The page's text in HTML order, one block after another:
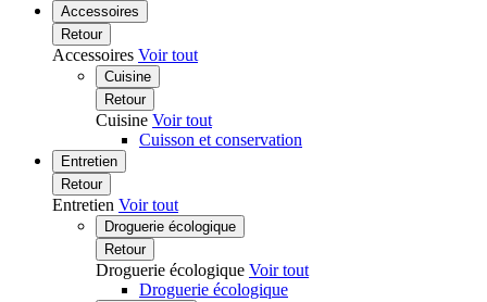
Accessoires
Retour
Accessoires Voir tout
Cuisine
Retour
Cuisine Voir tout
Cuisson et conservation
Entretien
Retour
Entretien Voir tout
Droguerie écologique
Retour
Droguerie écologique Voir tout
Droguerie écologique